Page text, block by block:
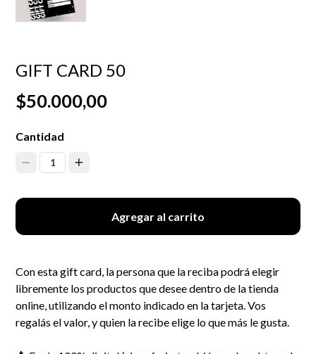
GIFT CARD 50
$50.000,00
Cantidad
1
Agregar al carrito
Con esta gift card, la persona que la reciba podrá elegir
libremente los productos que desee dentro de la tienda
online, utilizando el monto indicado en la tarjeta. Vos
regalás el valor, y quien la recibe elige lo que más le gusta.